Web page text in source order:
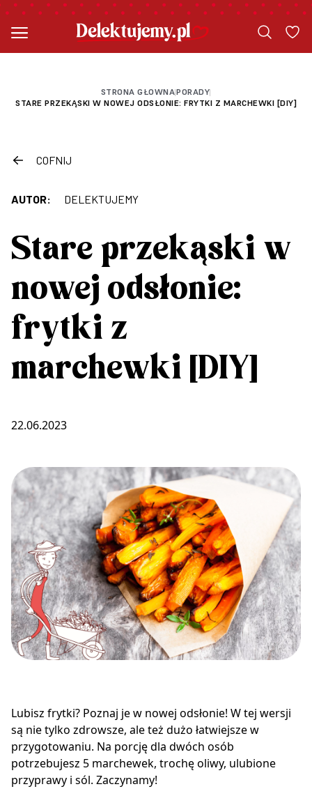
STRONA GŁOWNA|PORADY|
STARE PRZEKĄSKI W NOWEJ ODSŁONIE: FRYTKI Z MARCHEWKI [DIY]
COFNIJ
AUTOR: DELEKTUJEMY
Stare przekąski w
nowej odsłonie:
frytki z
marchewki [DIY]
22.06.2023
Lubisz frytki? Poznaj je w nowej odsłonie! W tej wersji
są nie tylko zdrowsze, ale też dużo łatwiejsze w
przygotowaniu. Na porcję dla dwóch osób
potrzebujesz 5 marchewek, trochę oliwy, ulubione
przyprawy i sól. Zaczynamy!